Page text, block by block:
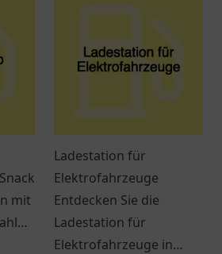
mit
Ladestation für
Elektrofahrzeuge
Entdecken Sie die
Ladestation für
Elektrofahrzeuge in